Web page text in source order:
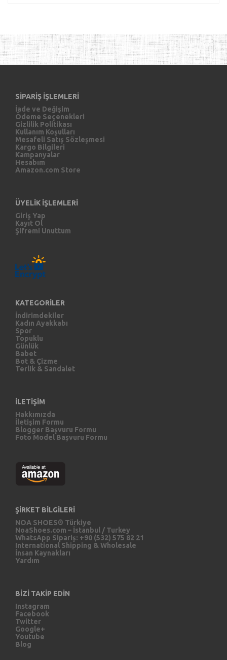
SİPARİŞ İŞLEMLERİ
İade ve Değişim
Ödeme Seçenekleri
Gizlilik Politikası
Kullanım Koşulları
Mesafeli Satış Sözleşmesi
Kargo Bilgileri
Kampanyalar
Hesabım
Amazon.com Store
ÜYELİK İŞLEMLERİ
Giriş Yap
Kayıt Ol
Şifremi Unuttum
KATEGORİLER
İndirimdekiler
Kadın Ayakkabı
Spor
Topuklu
Günlük
Babet
Bot & Çizme
Terlik & Sandalet
İLETİŞİM
Hakkımızda
İletişim Formu
Blogger Başvuru Formu
Foto Model Başvuru Formu
ŞİRKET BİLGİLERİ
NOA SHOES® Türkiye
NoaShoes.com – İstanbul / Turkey
WhatsApp Sipariş: +90 (532) 575 82 21
International Shipping & Wholesale
İnsan Kaynakları
Yardım
BİZİ TAKİP EDİN
Instagram
Facebook
Twitter
Google+
Youtube
Blog